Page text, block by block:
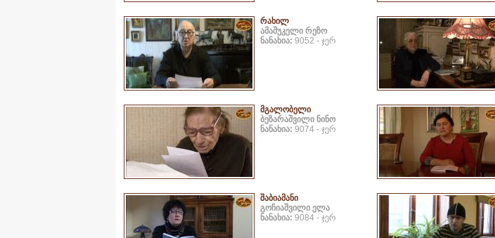
რახილ
ამაშუკელი რეზო
ნანახია: 9052 - ჯერ
მგალობელი
ბეზარაშვილი ნინო
ნანახია: 9074 - ჯერ
შაბიამანი
გოჩიაშვილი ელა
ნანახია: 9084 - ჯერ